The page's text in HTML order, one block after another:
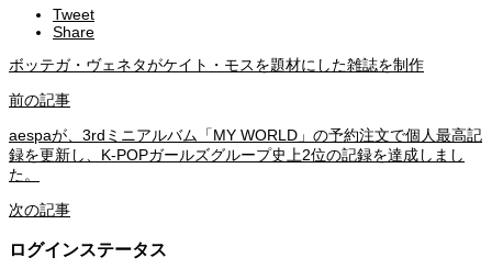
Tweet
Share
ボッテガ・ヴェネタがケイト・モスを題材にした雑誌を制作
前の記事
aespaが、3rdミニアルバム「MY WORLD」の予約注文で個人最高記
録を更新し、K-POPガールズグループ史上2位の記録を達成しまし
た。
次の記事
ログインステータス